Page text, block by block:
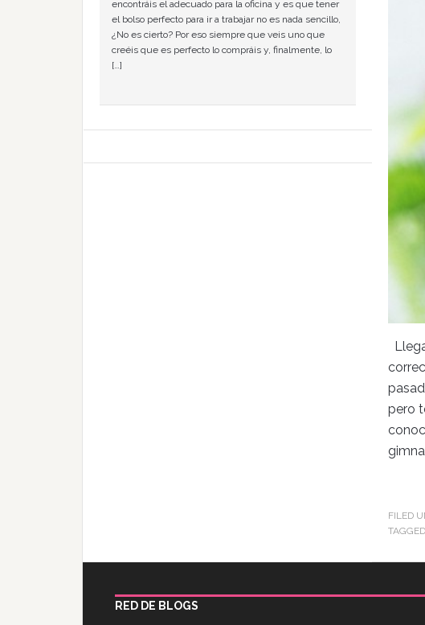
pero
FILED
encontráis el adecuado para la oficina y es que tener
el bolso perfecto para ir a trabajar no es nada sencillo,
¿No es cierto? Por eso siempre que veis uno que
creéis que es perfecto lo compráis y, finalmente, lo
[…]
RED DE BLOGS